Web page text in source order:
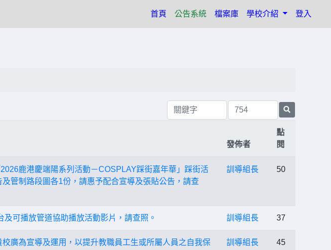
首頁 (current)
公告系統 檔案庫 學校介紹 登入
發佈者
點
閱
鹿港慶端陽系列活動－COSPLAY踩街嘉年華」踩街活
管制路段圖各1份，請惠予配合宣導及張貼公告，請查
訓導組長 50
可播放管道協助播放活動影片，請查照。 訓導組長 37
廣為宣導及運用，以提升教職員工生或所屬人員之自我保
訓導組長 45